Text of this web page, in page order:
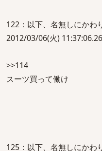
122：以下、名無しにかわ
2012/03/06(火)
>>114
スーツ買って働け
125：以下、名無しにかわ